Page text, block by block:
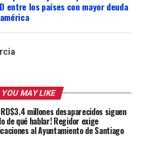
entre los países con mayor deuda
YOU MAY LIKE
RD$3.4 millones desaparecidos siguen
de qué hablar! Regidor exige
al Ayuntamiento de Santiago